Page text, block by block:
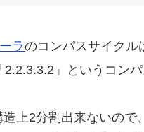
ラのコンパスサイクル
」というコン
上2分割出来ないので